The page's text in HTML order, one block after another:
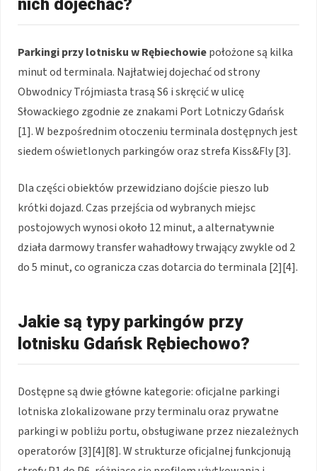
nich dojechać?
Parkingi przy lotnisku w Rębiechowiepołożone są kilka
minut od terminala. Najłatwiej dojechać od strony
Obwodnicy Trójmiasta trasą S6 i skręcić w ulicę
Słowackiego zgodnie ze znakami Port Lotniczy Gdańsk
[1]. W bezpośrednim otoczeniu terminala dostępnych jest
siedem oświetlonych parkingów oraz strefa Kiss&Fly [3].
Dla części obiektów przewidziano dojście pieszo lub
krótki dojazd. Czas przejścia od wybranych miejsc
postojowych wynosi około 12 minut, a alternatywnie
działa darmowy transfer wahadłowy trwający zwykle od 2
do 5 minut, co ogranicza czas dotarcia do terminala [2][4].
Jakie są typy parkingów przy
lotnisku Gdańsk Rębiechowo?
Dostępne są dwie główne kategorie: oficjalne parkingi
lotniska zlokalizowane przy terminalu oraz prywatne
parkingi w pobliżu portu, obsługiwane przez niezależnych
operatorów [3][4][8]. W strukturze oficjalnej funkcjonują